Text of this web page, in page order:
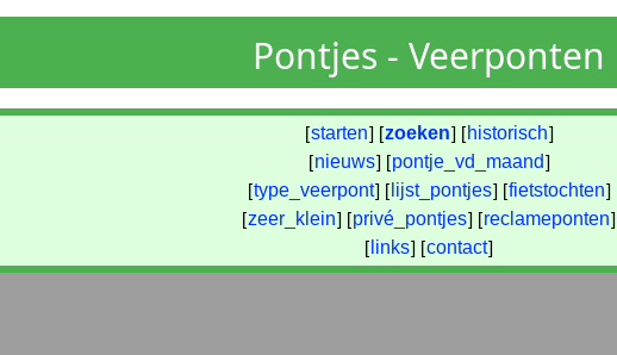
Pontjes - Veerponten
[starten] [zoeken] [ historisch]
[nieuws] [pontje_vd_maand]
[type_veerpont] [ lijst_pontjes] [fietstochten]
[zeer_klein] [privé_pontjes] [reclameponten]
[ links] [contact]